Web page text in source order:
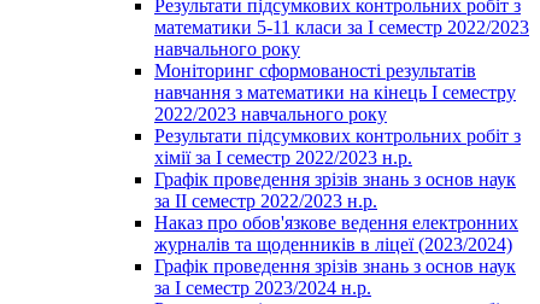
Результати підсумкових контрольних робіт з
математики 5-11 класи за І семестр 2022/2023
навчального року
Моніторинг сформованості результатів
навчання з математики на кінець І семестру
2022/2023 навчального року
Результати підсумкових контрольних робіт з
хімії за І семестр 2022/2023 н.р.
Графік проведення зрізів знань з основ наук
за ІІ семестр 2022/2023 н.р.
Наказ про обов'язкове ведення електронних
журналів та щоденників в ліцеї (2023/2024)
Графік проведення зрізів знань з основ наук
за І семестр 2023/2024 н.р.